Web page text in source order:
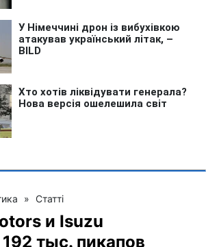
» Статті
и Isuzu
тыс. пикапов